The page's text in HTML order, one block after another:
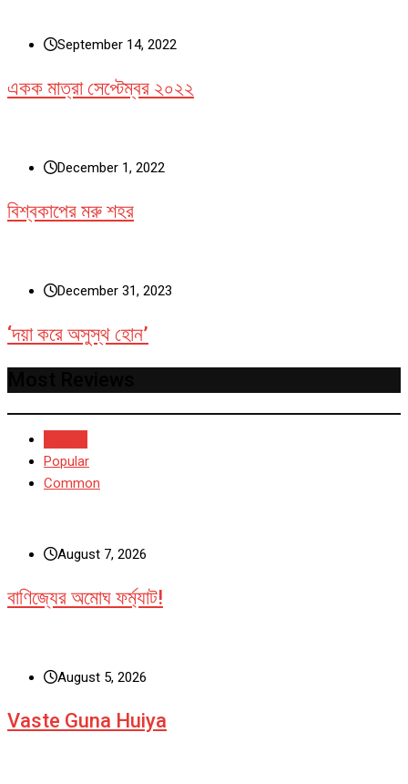
September 14, 2022
একক মাত্রা সেপ্টেম্বর ২০২২
December 1, 2022
বিশ্বকাপের মরু শহর
December 31, 2023
‘দয়া করে অসুস্থ হোন’
Popular
Common
August 7, 2026
বাণিজ্যের অমোঘ ফর্ম্যাট!
August 5, 2026
Vaste Guna Huiya